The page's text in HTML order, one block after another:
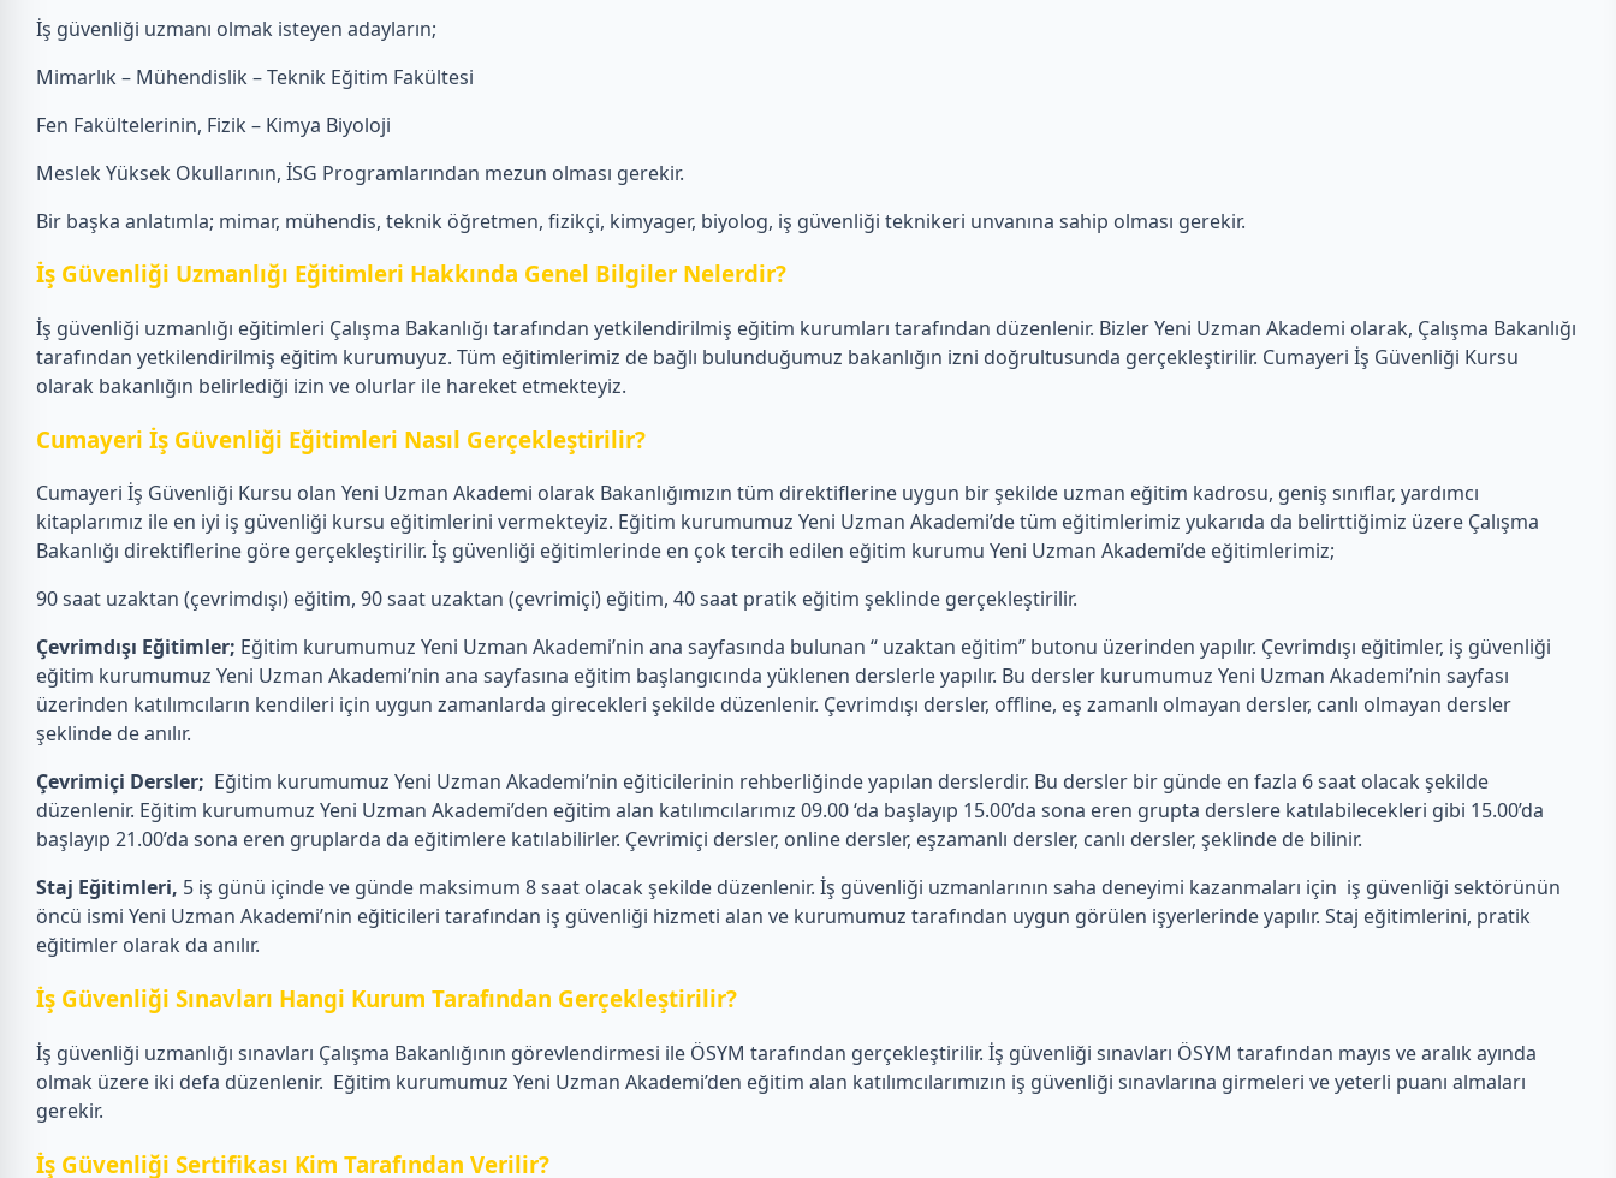
İş güvenliği uzmanı olmak isteyen adayların;
Mimarlık – Mühendislik – Teknik Eğitim Fakültesi
Fen Fakültelerinin, Fizik – Kimya Biyoloji
Meslek Yüksek Okullarının, İSG Programlarından mezun olması gerekir.
Bir başka anlatımla; mimar, mühendis, teknik öğretmen, fizikçi, kimyager, biyolog, iş güvenliği teknikeri unvanına sahip olması gerekir.
İş Güvenliği Uzmanlığı Eğitimleri Hakkında Genel Bilgiler Nelerdir?
İş güvenliği uzmanlığı eğitimleri Çalışma Bakanlığı tarafından yetkilendirilmiş eğitim kurumları tarafından düzenlenir. Bizler Yeni Uzman Akademi olarak, Çalışma Bakanlığı
tarafından yetkilendirilmiş eğitim kurumuyuz. Tüm eğitimlerimiz de bağlı bulunduğumuz bakanlığın izni doğrultusunda gerçekleştirilir. Cumayeri İş Güvenliği Kursu
olarak bakanlığın belirlediği izin ve olurlar ile hareket etmekteyiz.
Cumayeri İş Güvenliği Eğitimleri Nasıl Gerçekleştirilir?
Cumayeri İş Güvenliği Kursu olan Yeni Uzman Akademi olarak Bakanlığımızın tüm direktiflerine uygun bir şekilde uzman eğitim kadrosu, geniş sınıflar, yardımcı
kitaplarımız ile en iyi iş güvenliği kursu eğitimlerini vermekteyiz. Eğitim kurumumuz Yeni Uzman Akademi’de tüm eğitimlerimiz yukarıda da belirttiğimiz üzere Çalışma
Bakanlığı direktiflerine göre gerçekleştirilir. İş güvenliği eğitimlerinde en çok tercih edilen eğitim kurumu Yeni Uzman Akademi’de eğitimlerimiz;
90 saat uzaktan (çevrimdışı) eğitim, 90 saat uzaktan (çevrimiçi) eğitim, 40 saat pratik eğitim şeklinde gerçekleştirilir.
Çevrimdışı Eğitimler; Eğitim kurumumuz Yeni Uzman Akademi’nin ana sayfasında bulunan “ uzaktan eğitim” butonu üzerinden yapılır. Çevrimdışı eğitimler, iş güvenliği
eğitim kurumumuz Yeni Uzman Akademi’nin ana sayfasına eğitim başlangıcında yüklenen derslerle yapılır. Bu dersler kurumumuz Yeni Uzman Akademi’nin sayfası
üzerinden katılımcıların kendileri için uygun zamanlarda girecekleri şekilde düzenlenir. Çevrimdışı dersler, offline, eş zamanlı olmayan dersler, canlı olmayan dersler
şeklinde de anılır.
Çevrimiçi Dersler; Eğitim kurumumuz Yeni Uzman Akademi’nin eğiticilerinin rehberliğinde yapılan derslerdir. Bu dersler bir günde en fazla 6 saat olacak şekilde
düzenlenir. Eğitim kurumumuz Yeni Uzman Akademi’den eğitim alan katılımcılarımız 09.00 ‘da başlayıp 15.00’da sona eren grupta derslere katılabilecekleri gibi 15.00’da
başlayıp 21.00’da sona eren gruplarda da eğitimlere katılabilirler. Çevrimiçi dersler, online dersler, eşzamanlı dersler, canlı dersler, şeklinde de bilinir.
Staj Eğitimleri, 5 iş günü içinde ve günde maksimum 8 saat olacak şekilde düzenlenir. İş güvenliği uzmanlarının saha deneyimi kazanmaları için iş güvenliği sektörünün
öncü ismi Yeni Uzman Akademi’nin eğiticileri tarafından iş güvenliği hizmeti alan ve kurumumuz tarafından uygun görülen işyerlerinde yapılır. Staj eğitimlerini, pratik
eğitimler olarak da anılır.
İş Güvenliği Sınavları Hangi Kurum Tarafından Gerçekleştirilir?
İş güvenliği uzmanlığı sınavları Çalışma Bakanlığının görevlendirmesi ile ÖSYM tarafından gerçekleştirilir. İş güvenliği sınavları ÖSYM tarafından mayıs ve aralık ayında
olmak üzere iki defa düzenlenir. Eğitim kurumumuz Yeni Uzman Akademi’den eğitim alan katılımcılarımızın iş güvenliği sınavlarına girmeleri ve yeterli puanı almaları
gerekir.
İş Güvenliği Sertifikası Kim Tarafından Verilir?